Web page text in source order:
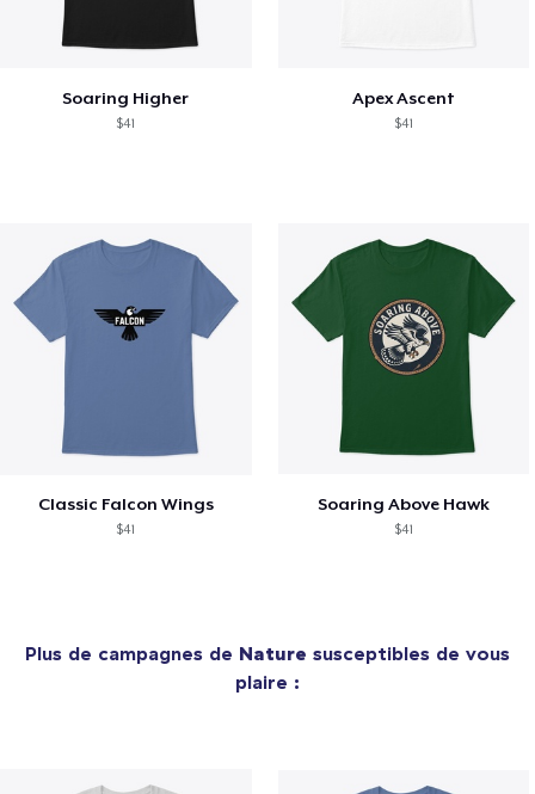
Soaring Higher
$41
Apex Ascent
$41
Classic Falcon Wings
$41
Soaring Above Hawk
$41
Plus de campagnes de Nature susceptibles de vous
plaire :